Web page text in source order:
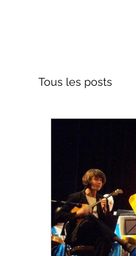
Tous les posts
Culture russe